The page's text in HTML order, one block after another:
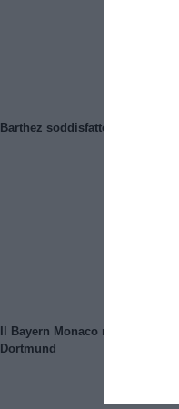
Barthez soddisfatto del
Il Bayern Monaco ridimensiona
Dortmund